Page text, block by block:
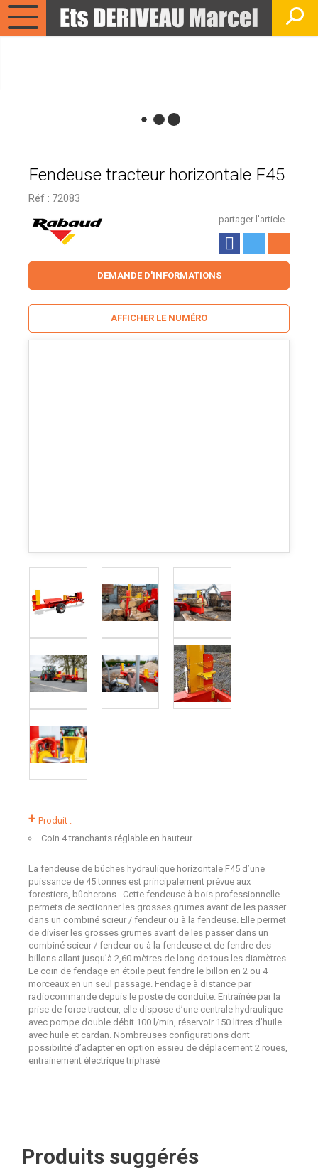
Fendeuse tracteur horizontale F45
Réf : 72083
+ Produit :
Coin 4 tranchants réglable en hauteur.
partager l'article
La fendeuse de bûches hydraulique horizontale F45 d’une
puissance de 45 tonnes est principalement prévue aux
forestiers, bûcherons…Cette fendeuse à bois professionnelle
permets de sectionner les grosses grumes avant de les passer
dans un combiné scieur / fendeur ou à la fendeuse. Elle permet
de diviser les grosses grumes avant de les passer dans un
combiné scieur / fendeur ou à la fendeuse et de fendre des
billons allant jusqu’à 2,60 mètres de long de tous les diamètres.
Le coin de fendage en étoile peut fendre le billon en 2 ou 4
morceaux en un seul passage. Fendage à distance par
radiocommande depuis le poste de conduite. Entraînée par la
prise de force tracteur, elle dispose d’une centrale hydraulique
avec pompe double débit 100 l/min, réservoir 150 litres d’huile
avec huile et cardan. Nombreuses configurations dont
possibilité d’adapter en option essieu de déplacement 2 roues,
entrainement électrique triphasé
DEMANDE D'INFORMATIONS
AFFICHER LE NUMÉRO
Produits suggérés